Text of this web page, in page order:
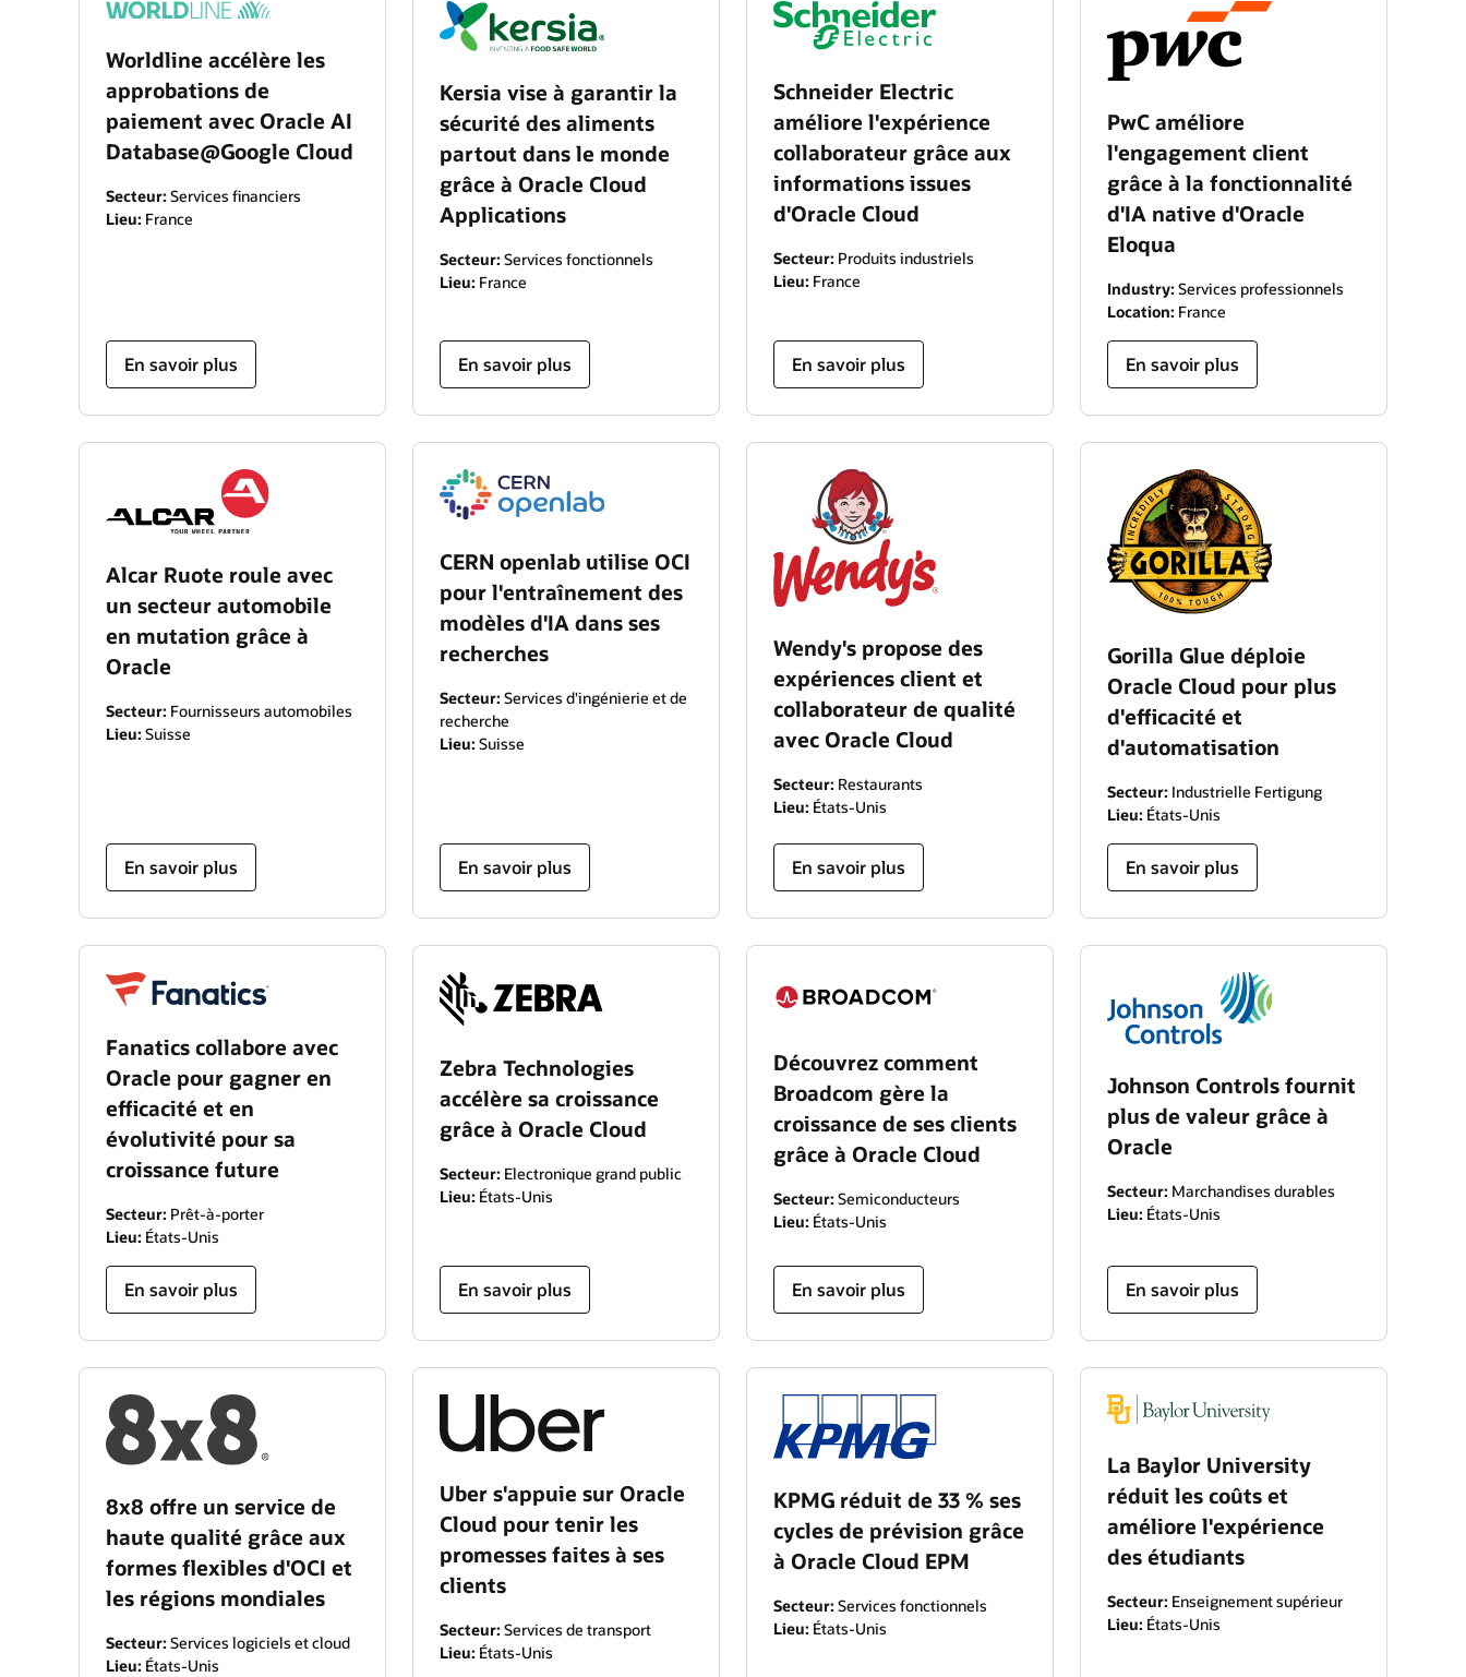
Worldline accélère les
approbations de
paiement avec Oracle AI
Database@Google Cloud
Secteur: Services financiers
Lieu: France
En savoir plus
Kersia vise à garantir la
sécurité des aliments
partout dans le monde
grâce à Oracle Cloud
Applications
Secteur: Services fonctionnels
Lieu: France
En savoir plus
Schneider Electric
améliore l'expérience
collaborateur grâce aux
informations issues
d'Oracle Cloud
Secteur: Produits industriels
Lieu: France
En savoir plus
PwC améliore
l'engagement client
grâce à la fonctionnalité
d'IA native d'Oracle
Eloqua
Industry: Services professionnels
Location: France
En savoir plus
Alcar Ruote roule avec
un secteur automobile
en mutation grâce à
Oracle
Secteur: Fournisseurs automobiles
Lieu: Suisse
En savoir plus
CERN openlab utilise OCI
pour l'entraînement des
modèles d'IA dans ses
recherches
Secteur: Services d'ingénierie et de
recherche
Lieu: Suisse
En savoir plus
Wendy's propose des
expériences client et
collaborateur de qualité
avec Oracle Cloud
Secteur: Restaurants
Lieu: États-Unis
En savoir plus
Gorilla Glue déploie
Oracle Cloud pour plus
d'efficacité et
d'automatisation
Secteur: Industrielle Fertigung
Lieu: États-Unis
En savoir plus
Fanatics collabore avec
Oracle pour gagner en
efficacité et en
évolutivité pour sa
croissance future
Secteur: Prêt-à-porter
Lieu: États-Unis
En savoir plus
Zebra Technologies
accélère sa croissance
grâce à Oracle Cloud
Secteur: Electronique grand public
Lieu: États-Unis
En savoir plus
Découvrez comment
Broadcom gère la
croissance de ses clients
grâce à Oracle Cloud
Secteur: Semiconducteurs
Lieu: États-Unis
En savoir plus
Johnson Controls fournit
plus de valeur grâce à
Oracle
Secteur: Marchandises durables
Lieu: États-Unis
En savoir plus
8x8 offre un service de
haute qualité grâce aux
formes flexibles d'OCI et
les régions mondiales
Secteur: Services logiciels et cloud
Lieu: États-Unis
Uber s'appuie sur Oracle
Cloud pour tenir les
promesses faites à ses
clients
Secteur: Services de transport
Lieu: États-Unis
KPMG réduit de 33 % ses
cycles de prévision grâce
à Oracle Cloud EPM
Secteur: Services fonctionnels
Lieu: États-Unis
La Baylor University
réduit les coûts et
améliore l'expérience
des étudiants
Secteur: Enseignement supérieur
Lieu: États-Unis